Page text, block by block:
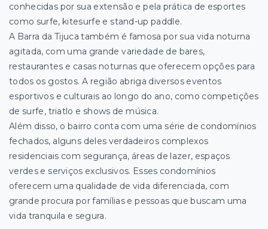
conhecidas por sua extensão e pela prática de esportes
como surfe, kitesurfe e stand-up paddle.
A Barra da Tijuca também é famosa por sua vida noturna
agitada, com uma grande variedade de bares,
restaurantes e casas noturnas que oferecem opções para
todos os gostos. A região abriga diversos eventos
esportivos e culturais ao longo do ano, como competições
de surfe, triatlo e shows de música.
Além disso, o bairro conta com uma série de condomínios
fechados, alguns deles verdadeiros complexos
residenciais com segurança, áreas de lazer, espaços
verdes e serviços exclusivos. Esses condomínios
oferecem uma qualidade de vida diferenciada, com
grande procura por famílias e pessoas que buscam uma
vida tranquila e segura.